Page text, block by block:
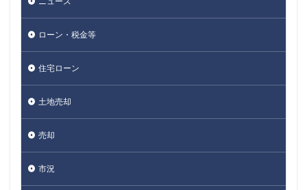
ローン・税金等
住宅ローン
土地売却
売却
市況